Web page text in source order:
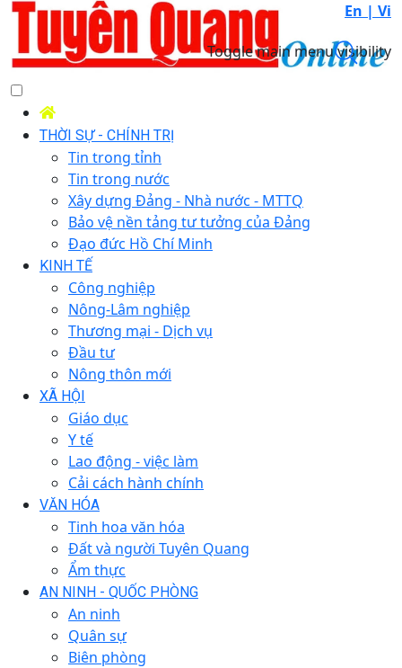
En | Vi
Toggle main menu visibility
THỜI SỰ - CHÍNH TRỊ
Tin trong tỉnh
Tin trong nước
Xây dựng Đảng - Nhà nước - MTTQ
Bảo vệ nền tảng tư tưởng của Đảng
Đạo đức Hồ Chí Minh
KINH TẾ
Công nghiệp
Nông-Lâm nghiệp
Thương mại - Dịch vụ
Đầu tư
Nông thôn mới
XÃ HỘI
Giáo dục
Y tế
Lao động - việc làm
Cải cách hành chính
VĂN HÓA
Tinh hoa văn hóa
Đất và người Tuyên Quang
Ẩm thực
AN NINH - QUỐC PHÒNG
An ninh
Quân sự
Biên phòng